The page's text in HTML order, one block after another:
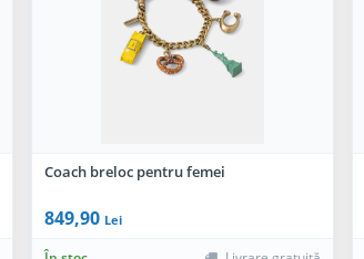
Coach breloc pentru femei
849,90 Lei